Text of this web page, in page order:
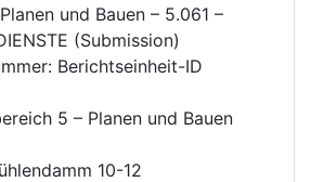
und Bauen – 5.061 –
(Submission)
Berichtseinheit-ID
5 – Planen und Bauen
10-12